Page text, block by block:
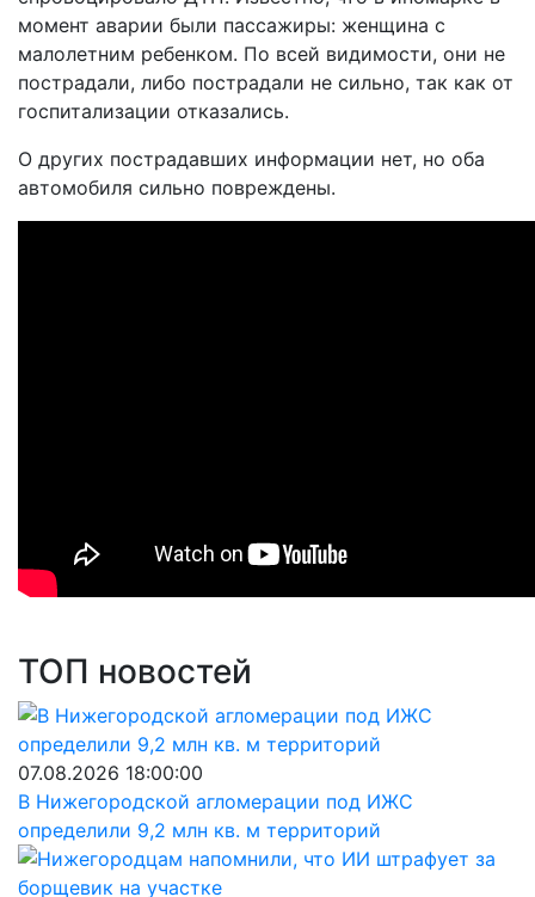
момент аварии были пассажиры: женщина с
малолетним ребенком. По всей видимости, они не
пострадали, либо пострадали не сильно, так как от
госпитализации отказались.
О других пострадавших информации нет, но оба
автомобиля сильно повреждены.
ТОП новостей
07.08.2026 18:00:00
В Нижегородской агломерации под ИЖС
определили 9,2 млн кв. м территорий